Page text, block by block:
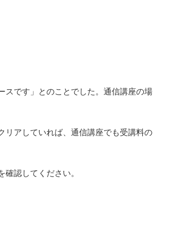
スです」とのことでした。通信講座の場
リアしていれば、通信講座でも受講料の
認してください。